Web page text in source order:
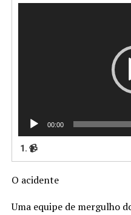
00:00
1. 📹
O acidente
Uma equipe de mergulho